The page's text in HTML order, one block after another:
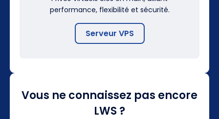
performance, flexibilité et sécurité.
Serveur VPS
Vous ne connaissez pas encore
LWS ?